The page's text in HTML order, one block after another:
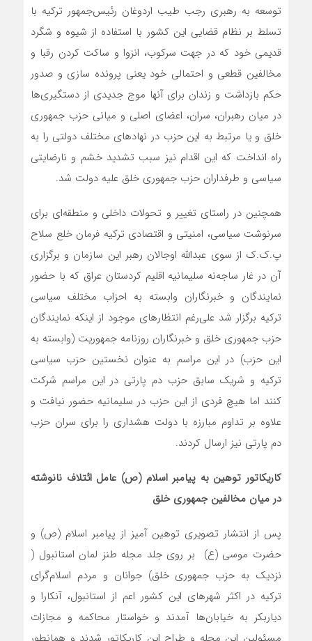
توسعه به رهبری رجب طیب اردوغان رئیس‌جمهور ترکیه با
تسلط بر نظام قضایی این کشور با استفاده از شیوه و شگرد
قدیمی خود که در جهت سرکوب، انزوا و ساکت کردن رقبا و
مخالفین قطعی و احتمالی خود یعنی پرونده سازی و صدور
حکم بازداشت و زندان برای آنها موج جدیدی از دستگیری‌ها
در میان رهبران، سران، اعضای اصلی و میانی حزب جمهوری
خلق و یا مرتبط به این حزب در نهادهای مختلف دولتی را به
راه انداخت که این اقدام نیز سبب تشدید خشم و نارضایتی
سیاسی و طرفداران حزب جمهوری خلق علیه دولت شد.
همچنین در راستای تغییر و تحولات داخلی و منطقه‌ای برای
سرنوشت سیاسی، امنیتی و اقتصادی ترکیه فرمان خلع سلاح
پ.ک.ک از سوی عبدالله اوجالان رهبر این سازمان و برگزاری
آن در غار ساجه‌نه سلیمانیه اقلیم کردستان عراق که با حضور
نمایندگان و خبرنگاران وابسته به احزاب مختلف سیاسی
ترکیه برگزار شد علی‌رغم انتظارهای موجود از اینکه نمایندگان
حزب جمهوری خلق و خبرنگاران روزنامه جمهوریت (وابسته به
این حزب) در این مراسم به عنوان نخستین حزب سیاسی
ترکیه و شریک سابق حزب دم پارتی در این مراسم شرکت
کنند اما هیچ فردی از این حزب در سلیمانیه حضور نیافت و
علاوه بر تداوم مبارزه با دولت هشداری را برای سران حزب
دم پارتی نیز ارسال کردند.
کاریکاتور توهین به پیامبر اسلام (ص) عامل ائتلاف نانوشته
در میان مخالفین جمهوری خلق
پس از انتشار تصویری توهین آمیز از پیامبر اسلام (ص) و
حضرت موسی (ع) بر روی جلد مجله طنز لمان استانبول (
نزدیک به حزب جمهوری خلق) جوانان و مردم اسلام‌گرای
ترکیه در اکثر شهرهای این کشور اعم از استانبول، آنکارا و
دیاربکر به خیابان‌ها آمدند و خواستار محاکمه و مجازات